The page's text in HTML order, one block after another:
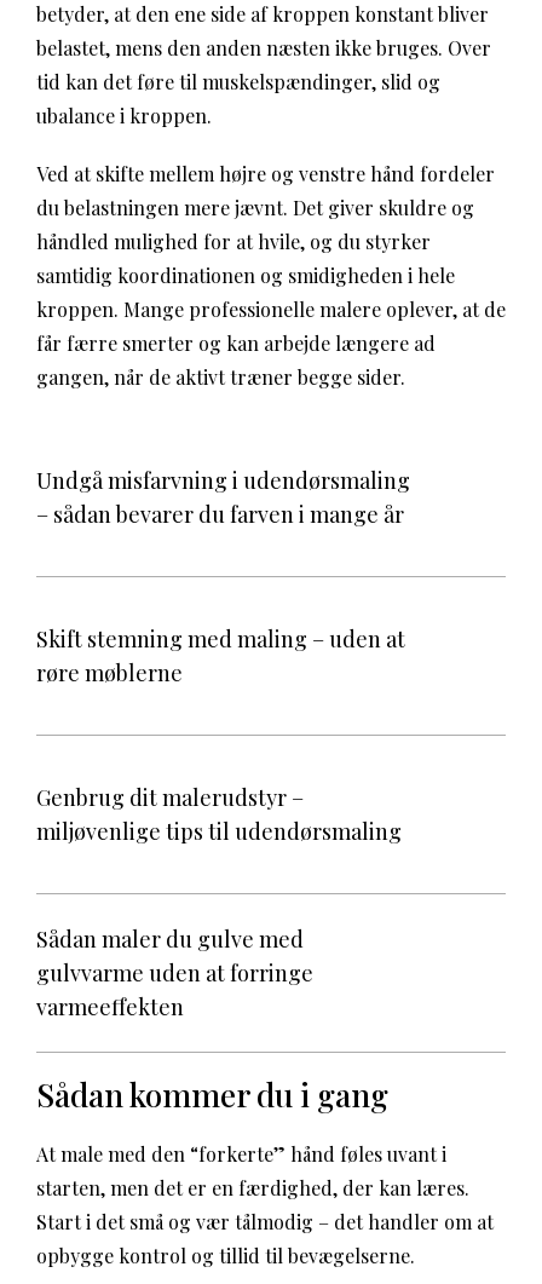
betyder, at den ene side af kroppen konstant bliver
belastet, mens den anden næsten ikke bruges. Over
tid kan det føre til muskelspændinger, slid og
ubalance i kroppen.
Ved at skifte mellem højre og venstre hånd fordeler
du belastningen mere jævnt. Det giver skuldre og
håndled mulighed for at hvile, og du styrker
samtidig koordinationen og smidigheden i hele
kroppen. Mange professionelle malere oplever, at de
får færre smerter og kan arbejde længere ad
gangen, når de aktivt træner begge sider.
Undgå misfarvning i udendørsmaling
– sådan bevarer du farven i mange år
Skift stemning med maling – uden at
røre møblerne
Genbrug dit malerudstyr –
miljøvenlige tips til udendørsmaling
Sådan maler du gulve med
gulvvarme uden at forringe
varmeeffekten
Sådan kommer du i gang
At male med den “forkerte” hånd føles uvant i
starten, men det er en færdighed, der kan læres.
Start i det små og vær tålmodig – det handler om at
opbygge kontrol og tillid til bevægelserne.